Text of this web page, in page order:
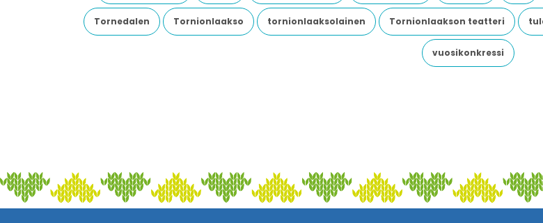
Tornedalen Tornionlaakso tornionlaaksolainen Tornionlaakson teatteri
vuosikonkressi